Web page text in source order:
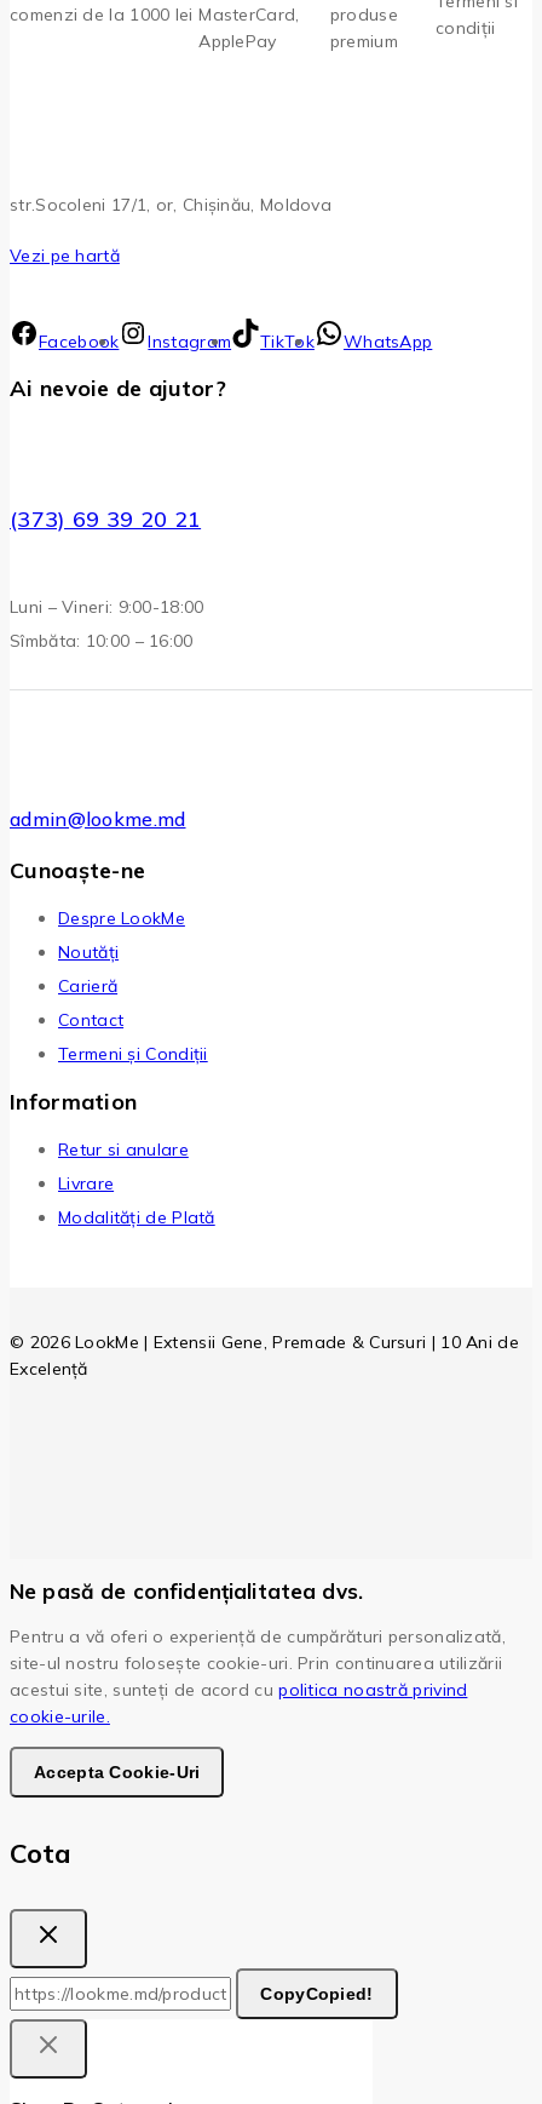
comenzi de la 1000 lei MasterCard,
ApplePay
produse
premium
condiții
str.Socoleni 17/1, or, Chișinău, Moldova
Vezi pe hartă
Facebook Instagram TikTok WhatsApp
Ai nevoie de ajutor?
(373) 69 39 20 21
Luni – Vineri: 9:00-18:00
Sîmbăta: 10:00 – 16:00
admin@lookme.md
Cunoaște-ne
Despre LookMe
Noutăți
Carieră
Contact
Termeni și Condiții
Information
Retur si anulare
Livrare
Modalități de Plată
© 2026 LookMe | Extensii Gene, Premade & Cursuri | 10 Ani de
Excelență
Ne pasă de confidențialitatea dvs.
Pentru a vă oferi o experiență de cumpărături personalizată,
site-ul nostru folosește cookie-uri. Prin continuarea utilizării
acestui site, sunteți de acord cupolitica noastră privind
cookie-urile.
Accepta Cookie-Uri
Cota
CopyCopied!